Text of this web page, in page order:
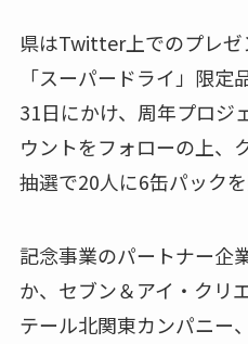
県はTwitter上でのプレゼ
「スーパードライ」限
31日にかけ、周年プロ
ウントをフォローの上、
抽選で20人に6缶パックを
記念事業のパートナー企
か、セブン＆アイ・クリ
テール北関東カンパニー